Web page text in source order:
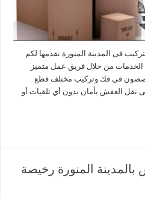
فى المدينة المنورة نقدمها لكم
الخدمات من خلال فريق عمل متميز
في فك وتركيب مختلف قطع
نقل العفش بأمان بدون أي تلفيات أو
المنورة رخيصة